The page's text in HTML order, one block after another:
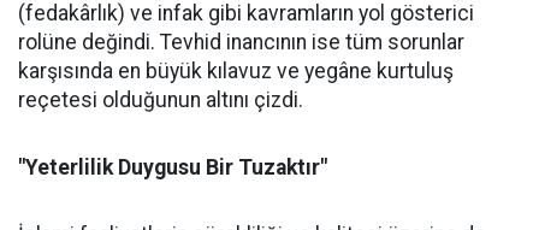
(fedakârlık) ve infak gibi kavramların yol gösterici
rolüne değindi. Tevhid inancının ise tüm sorunlar
karşısında en büyük kılavuz ve yegâne kurtuluş
reçetesi olduğunun altını çizdi.
"Yeterlilik Duygusu Bir Tuzaktır"